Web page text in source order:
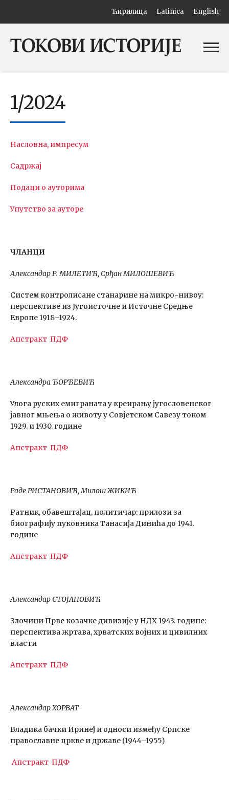
Ћирилица Latinica English
1/2024
Насловна, импресум
Садржај
Подаци о ауторима
Упутство за ауторе
ЧЛАНЦИ
Александар Р. МИЛЕТИЋ, Срђан МИЛОШЕВИЋ
Систем контролисане станарине на микро-нивоу:
перспективе из Југоисточне и Источне Средње
Европе 1918–1924.
Апстракт ПДФ
Александра ЂОРЂЕВИЋ
Улога руских емиграната у креирању југословенског
јавног мњења о животу у Совјетском Савезу током
1929. и 1930. године
Апстракт ПДФ
Раде РИСТАНОВИЋ, Милош ЖИКИЋ
Ратник, обавештајац, политичар: прилози за
биографију пуковника Танасија Динића до 1941.
године
Апстракт ПДФ
Александар СТОЈАНОВИЋ
Злочини Прве козачке дивизије у НДХ 1943. године:
перспектива жртава, хрватских војних и цивилних
власти
Апстракт ПДФ
Александар ХОРВАТ
Владика бачки Иринеј и односи између Српске
православне цркве и државе (1944–1955)
Апстракт ПДФ